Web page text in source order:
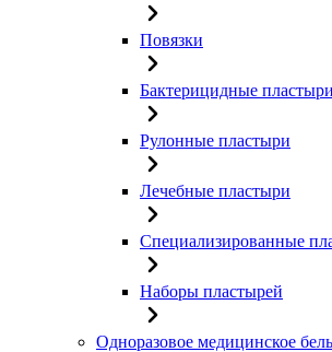
Повязки
Бактерицидные пластыри
Рулонные пластыри
Лечебные пластыри
Специализированные
Наборы пластырей
Одноразовое медицинское